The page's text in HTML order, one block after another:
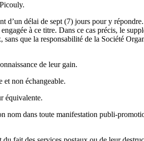
d’un délai de sept (7) jours pour y
à ce titre. Dans ce cas précis, le
que la responsabilité de la Société
de leur gain.
et non échangeable.
équivalente.
nom dans toute manifestation publi-